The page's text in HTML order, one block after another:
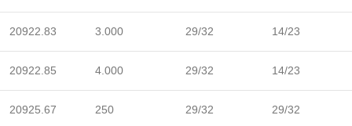
20922.83 3.000 29/32 14/23
20922.85 4.000 29/32 14/23
20925.67 250 29/32 29/32